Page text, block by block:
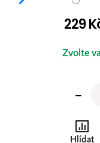
229
Měrná
Zvolte
Hlídat